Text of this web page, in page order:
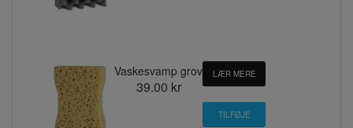
Vaskesvamp grov
39.00 kr
LÆR MERE